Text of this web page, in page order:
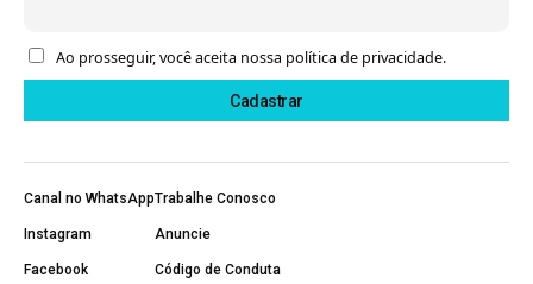
Ao prosseguir, você aceita nossa política de privacidade.
Canal no WhatsApp
Instagram
Facebook
Trabalhe Conosco
Anuncie
Código de Conduta